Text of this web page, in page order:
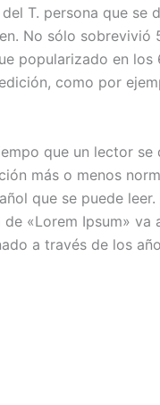
T. persona que
No sólo
popularizado en
como por
que un lector
más o menos
que se puede
«Lorem Ipsum»
a través de los